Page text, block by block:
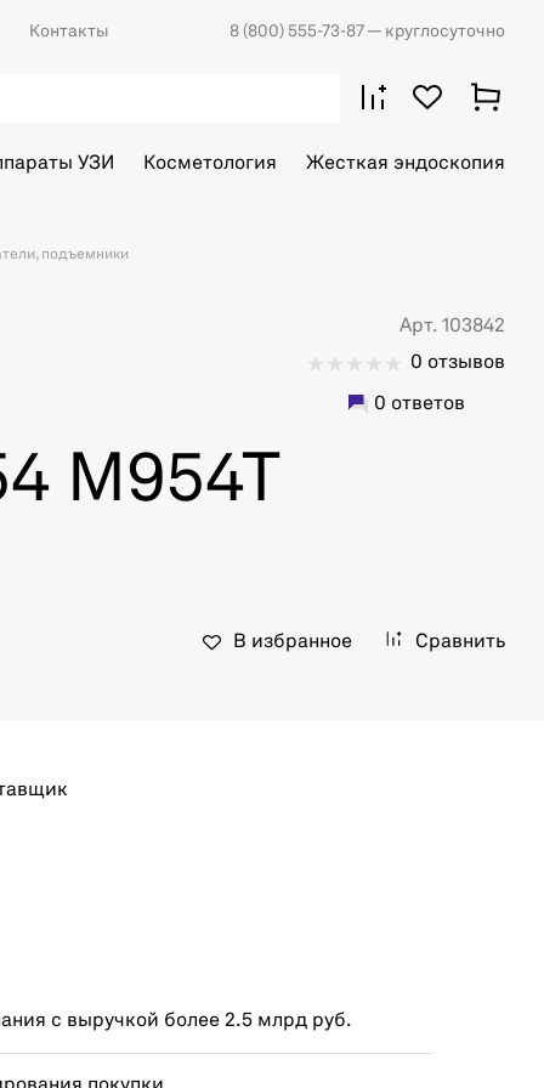
Контакты 8 (800) 555-73-87 — круглосуточно
УЗИ Косметология Жесткая эндоскопия
подъемники
M954T
Арт. 103842
0 отзывов
0 ответов
В избранное Сравнить
с выручкой более 2.5 млрд руб.